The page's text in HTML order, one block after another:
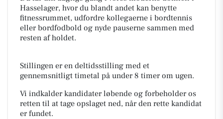
Hasselager, hvor du blandt andet kan benytte
fitnessrummet, udfordre kollegaerne i bordtennis
eller bordfodbold og nyde pauserne sammen med
resten af holdet.
Stillingen er en deltidsstilling med et
gennemsnitligt timetal på under 8 timer om ugen.
Vi indkalder kandidater løbende og forbeholder os
retten til at tage opslaget ned, når den rette kandidat
er fundet.